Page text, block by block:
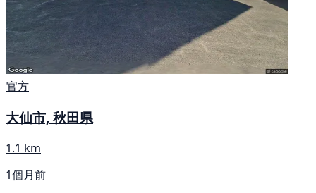
官方
大仙市, 秋田県
1.1 km
1個月前